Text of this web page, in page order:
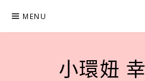
content
MENU
小環妞